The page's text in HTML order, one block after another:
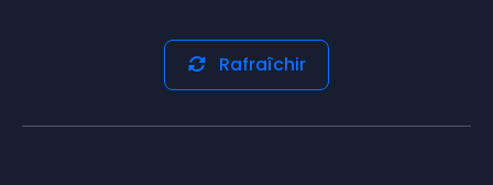
Rafraîchir